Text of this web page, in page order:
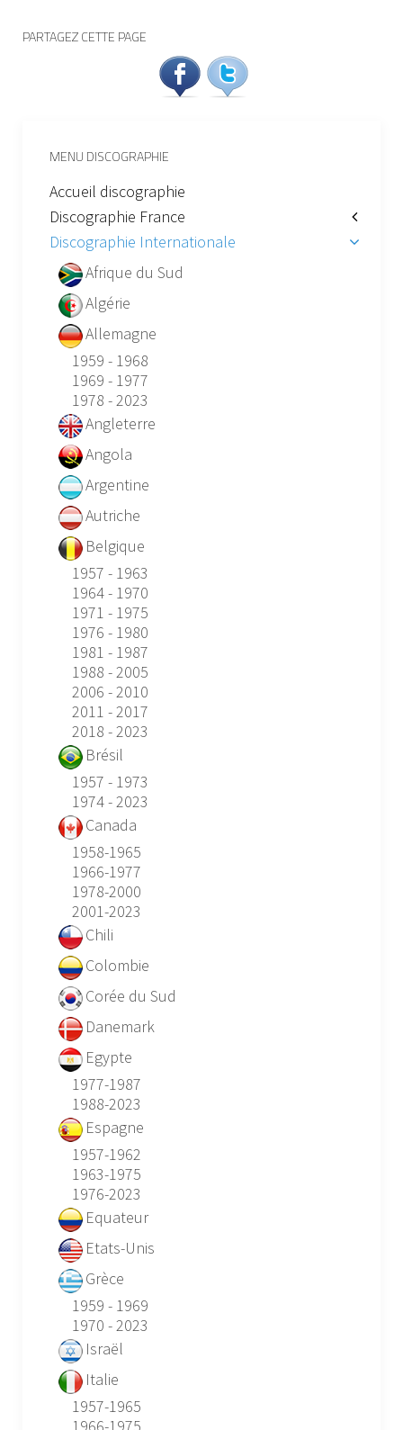
PARTAGEZ CETTE PAGE
MENU DISCOGRAPHIE
Accueil discographie
Discographie France
Discographie Internationale
Afrique du Sud
Algérie
Allemagne
1959 - 1968
1969 - 1977
1978 - 2023
Angleterre
Angola
Argentine
Autriche
Belgique
1957 - 1963
1964 - 1970
1971 - 1975
1976 - 1980
1981 - 1987
1988 - 2005
2006 - 2010
2011 - 2017
2018 - 2023
Brésil
1957 - 1973
1974 - 2023
Canada
1958-1965
1966-1977
1978-2000
2001-2023
Chili
Colombie
Corée du Sud
Danemark
Egypte
1977-1987
1988-2023
Espagne
1957-1962
1963-1975
1976-2023
Equateur
Etats-Unis
Grèce
1959 - 1969
1970 - 2023
Israël
Italie
1957-1965
1966-1975